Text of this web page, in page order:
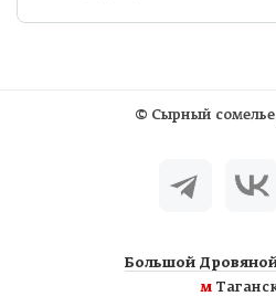
© Сырный сомелье
Большой Дровяной
м